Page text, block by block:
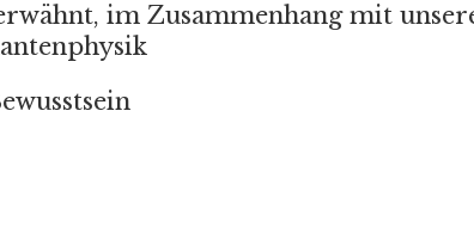
im Zusammenhang mit